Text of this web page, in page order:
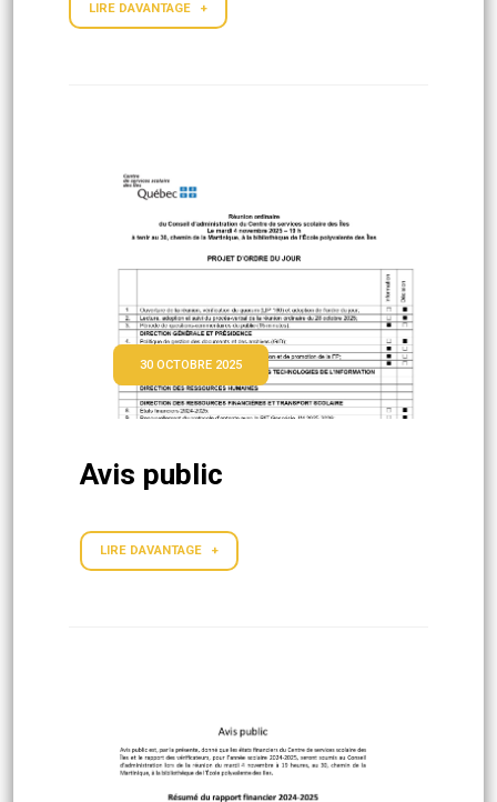
LIRE DAVANTAGE +
30 OCTOBRE 2025
Avis public
LIRE DAVANTAGE +